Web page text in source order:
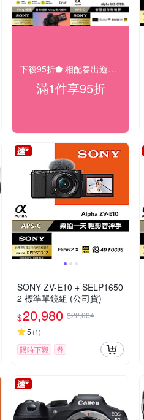
下殺95折⬟ 相配春出遊大促
滿1件享95折
SONY ZV-E10 + SELP1650
2 標準單鏡組 (公司貨)
$20,980 $22,084
5 (1)
限時下殺 券